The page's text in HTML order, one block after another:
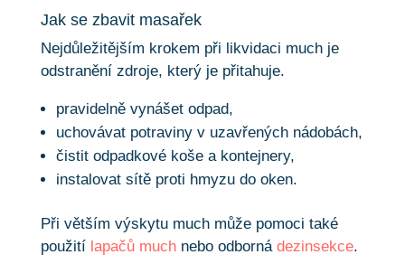
Jak se zbavit masařek
Nejdůležitějším krokem při likvidaci much je
odstranění zdroje, který je přitahuje.
pravidelně vynášet odpad,
uchovávat potraviny v uzavřených nádobách,
čistit odpadkové koše a kontejnery,
instalovat sítě proti hmyzu do oken.
Při větším výskytu much může pomoci také
použití lapačů muchnebo odborná dezinsekce.